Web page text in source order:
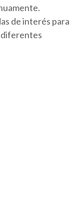
de interés para
diferentes